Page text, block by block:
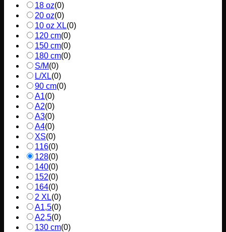
18 oz(0)
20 oz(0)
10 oz XL(0)
120 cm(0)
150 cm(0)
180 cm(0)
S/M(0)
L/XL(0)
90 cm(0)
A1(0)
A2(0)
A3(0)
A4(0)
XS(0)
116(0)
128(0)
140(0)
152(0)
164(0)
2 XL(0)
A1,5(0)
A2,5(0)
130 cm(0)